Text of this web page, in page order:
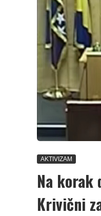
AKTIVIZAM
Na korak
Krivični